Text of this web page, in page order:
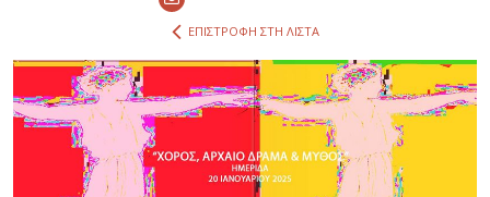
ΕΠΙΣΤΡΟΦΗ ΣΤΗ ΛΙΣΤΑ